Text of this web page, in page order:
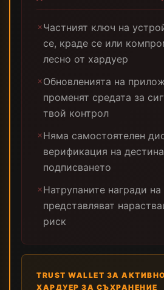
✗Частният ключ на
се, краде се или
лесно от хардуер
✗Обновленията на
променят средата за
твой контрол
✗Няма самостоятелен
верификация на
подписването
✗Натрупаните награди
представляват
риск
TRUST WALLET ЗА
ХАРДУЕР ЗА СЪХРАНЕНИЕ